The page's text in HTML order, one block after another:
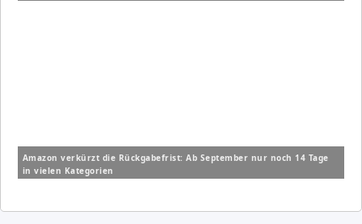
Amazon verkürzt die Rückgabefrist: Ab September nur noch 14 Tage
in vielen Kategorien